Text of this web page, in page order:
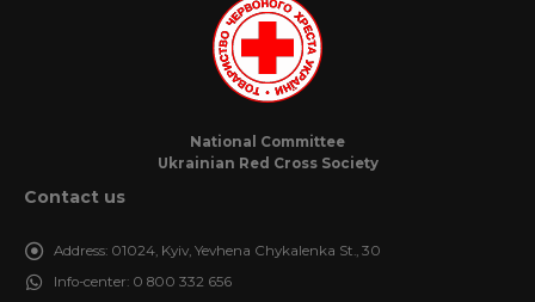
National Committee
Ukrainian Red Cross Society
Contact us
Address: 01024, Kyiv, Yevhena Chykalenka St., 30
Info-center: 0 800 332 656